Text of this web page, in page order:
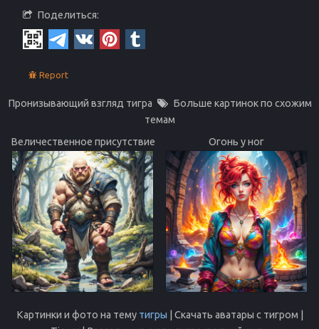
Поделиться:
Report
Пронизывающий взгляд тигра
Больше картинок по схожим
темам
Величественное присутствие
Огонь у ног
Картинки и фото на тему тигры | Скачать аватары с тигром |